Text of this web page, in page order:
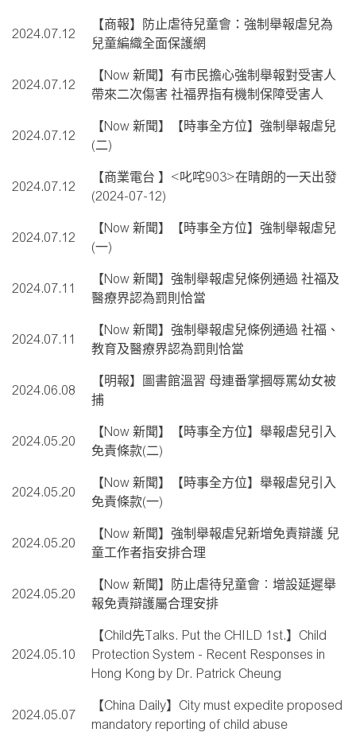
2024.07.12
【商報】防止虐待兒童會：強制舉報虐兒為
兒童編織全面保護網
2024.07.12
【Now 新聞】有市民擔心強制舉報對受害人
帶來二次傷害 社福界指有機制保障受害人
2024.07.12
【Now 新聞】【時事全方位】強制舉報虐兒
(二)
2024.07.12
【商業電台 】<叱咤903>在晴朗的一天出發
(2024-07-12)
2024.07.12
【Now 新聞】【時事全方位】強制舉報虐兒
(一)
2024.07.11
【Now 新聞】強制舉報虐兒條例通過 社福及
醫療界認為罰則恰當
2024.07.11
【Now 新聞】強制舉報虐兒條例通過 社福、
教育及醫療界認為罰則恰當
2024.06.08
【明報】圖書館溫習 母連番掌摑辱罵幼女被
捕
2024.05.20
【Now 新聞】【時事全方位】舉報虐兒引入
免責條款(二)
2024.05.20
【Now 新聞】【時事全方位】舉報虐兒引入
免責條款(一)
2024.05.20
【Now 新聞】強制舉報虐兒新增免責辯護 兒
童工作者指安排合理
2024.05.20
【Now 新聞】防止虐待兒童會︰增設延遲舉
報免責辯護屬合理安排
2024.05.10
【Child先Talks. Put the CHILD 1st.】Child
Protection System - Recent Responses in
Hong Kong by Dr. Patrick Cheung
2024.05.07
【China Daily】City must expedite proposed
mandatory reporting of child abuse